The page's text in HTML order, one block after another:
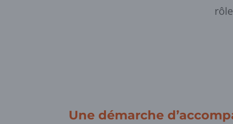
Une démarche